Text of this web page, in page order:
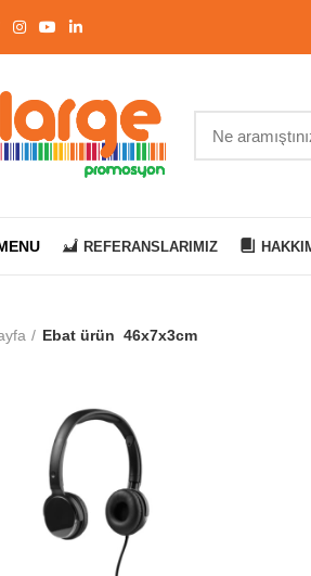
REFERANSLARIMIZ
Ebat ürün 46x7x3cm